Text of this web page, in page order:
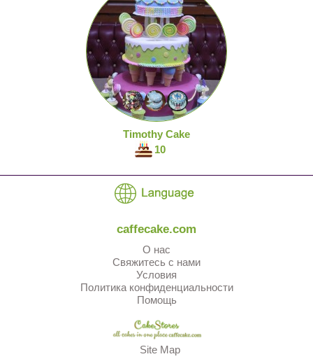
Timothy Cake
10
caffecake.com
О нас
Свяжитесь с нами
Условия
Политика конфиденциальности
Помощь
Site Map